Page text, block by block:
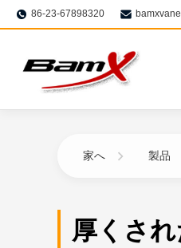
86-23-67898320
家へ 製品
厚くさ